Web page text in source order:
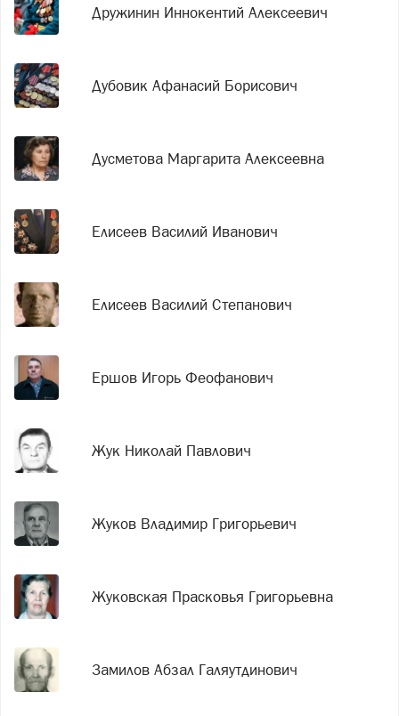
Дружинин Иннокентий Алексеевич
Дубовик Афанасий Борисович
Дусметова Маргарита Алексеевна
Елисеев Василий Иванович
Елисеев Василий Степанович
Ершов Игорь Феофанович
Жук Николай Павлович
Жуков Владимир Григорьевич
Жуковская Прасковья Григорьевна
Замилов Абзал Галяутдинович